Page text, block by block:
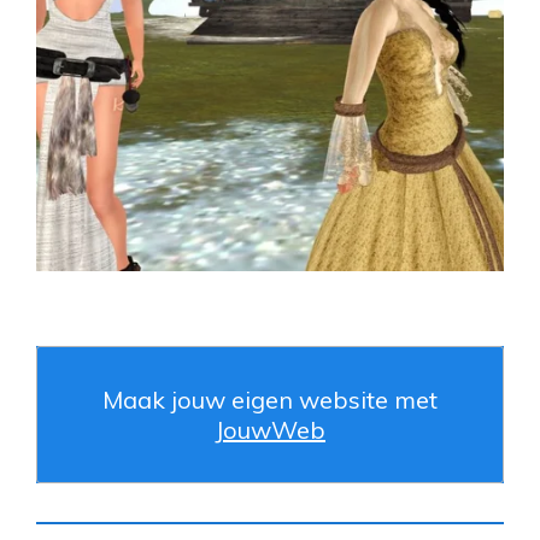
Maak jouw eigen website met
JouwWeb